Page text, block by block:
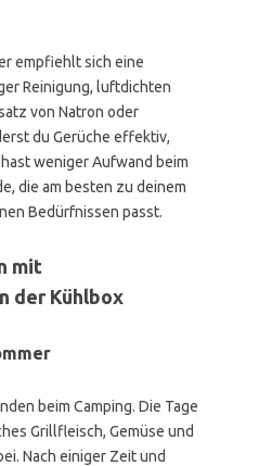
empfiehlt sich eine
Reinigung, luftdichten
von Natron oder
du Gerüche effektiv,
weniger Aufwand beim
die am besten zu deinem
Bedürfnissen passt.
mit
der Kühlbox
beim Camping. Die Tage
Grillfleisch, Gemüse und
Nach einiger Zeit und